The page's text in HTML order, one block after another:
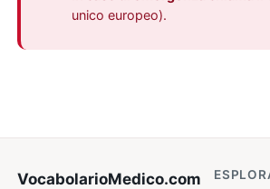
unico europeo).
VocabolarioMedico.com